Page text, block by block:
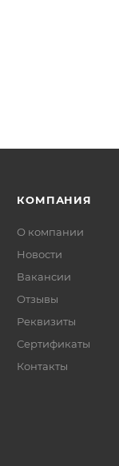
КОМПАНИЯ
О компании
Новости
Вакансии
Отзывы
Реквизиты
Сертификаты
Контакты